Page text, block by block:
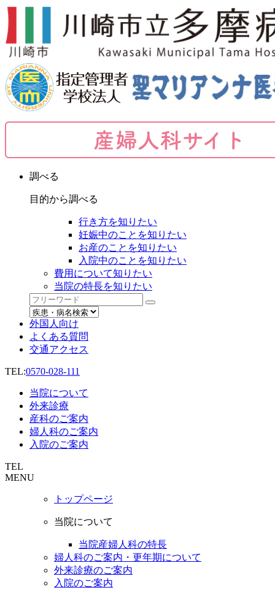
調べる
目的から調べる
行き方を知りたい
妊娠中のことを知りたい
お産のことを知りたい
入院中のことを知りたい
費用について知りたい
当院の特長を知りたい
外国人向け
よくある質問
交通アクセス
TEL:0570-028-111
当院について
外来診療
産科のご案内
婦人科のご案内
入院のご案内
TEL
MENU
トップページ
当院について
当院産婦人科の特長
婦人科のご案内・更年期について
外来診療のご案内
入院のご案内